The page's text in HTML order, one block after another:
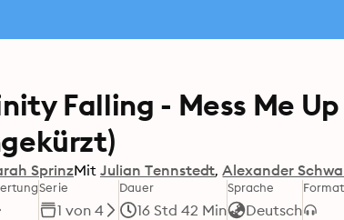
Falling - Mess Me
SprinzMit Julian Tennstedt Alexander
Serie
1 von 4
Dauer
16 Std 42 Min
Sprache
Deutsch
Format